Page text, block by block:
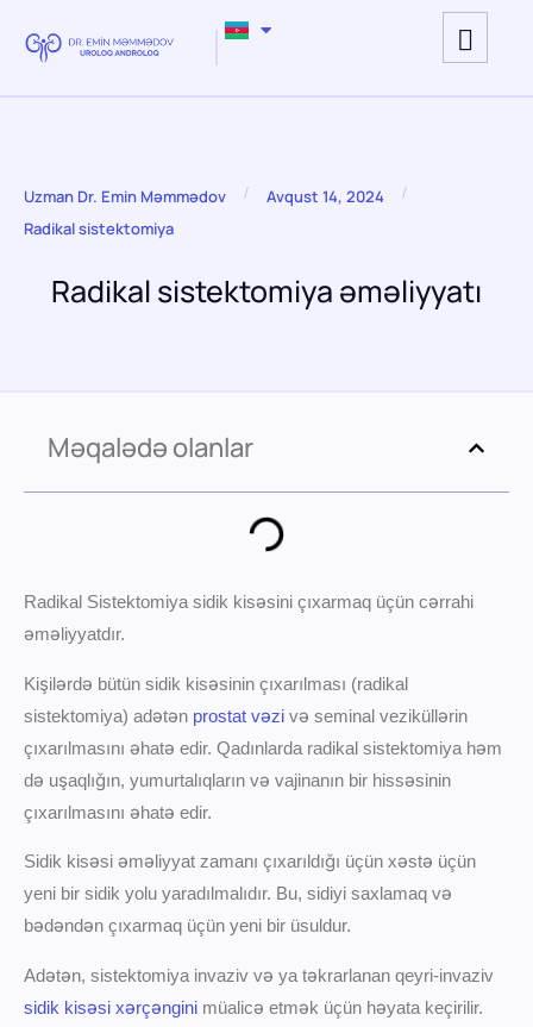
Uzman Dr. Emin Məmmədov / Avqust 14, 2024 /
Radikal sistektomiya
Radikal sistektomiya əməliyyatı
Məqalədə olanlar
Radikal Sistektomiya sidik kisəsini çıxarmaq üçün cərrahi
əməliyyatdır.
Kişilərdə bütün sidik kisəsinin çıxarılması (radikal
sistektomiya) adətən prostat vəzi və seminal veziküllərin
çıxarılmasını əhatə edir. Qadınlarda radikal sistektomiya həm
də uşaqlığın, yumurtalıqların və vajinanın bir hissəsinin
çıxarılmasını əhatə edir.
Sidik kisəsi əməliyyat zamanı çıxarıldığı üçün xəstə üçün
yeni bir sidik yolu yaradılmalıdır. Bu, sidiyi saxlamaq və
bədəndən çıxarmaq üçün yeni bir üsuldur.
Adətən, sistektomiya invaziv və ya təkrarlanan qeyri-invaziv
sidik kisəsi xərçəngini müalicə etmək üçün həyata keçirilir.